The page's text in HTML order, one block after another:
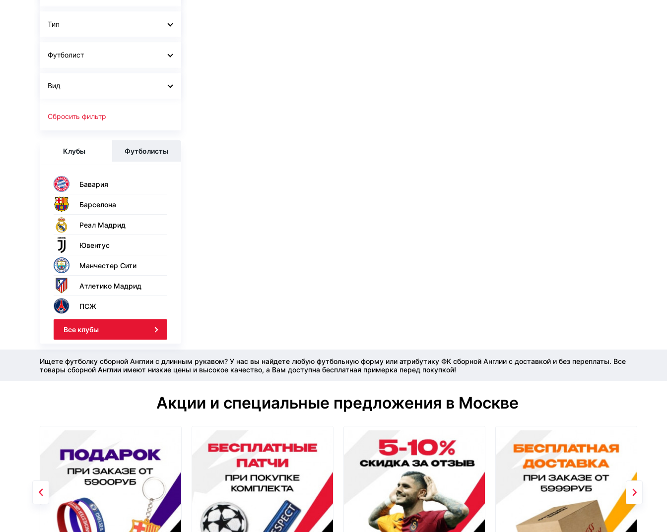
Тип
Футболист
Вид
Сбросить фильтр
Клубы Футболисты
Бавария
Барселона
Реал Мадрид
Ювентус
Манчестер Сити
Атлетико Мадрид
ПСЖ
Все клубы
Ищете футболку сборной Англии с длинным рукавом? У нас вы найдете любую футбольную форму или атрибутику ФК сборной Англии с доставкой и без переплаты. Все
товары сборной Англии имеют низкие цены и высокое качество, а Вам доступна бесплатная примерка перед покупкой!
Акции и специальные предложения в Москве